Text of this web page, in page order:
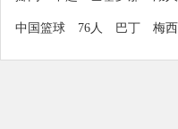
中国篮球 76人 巴丁 梅西